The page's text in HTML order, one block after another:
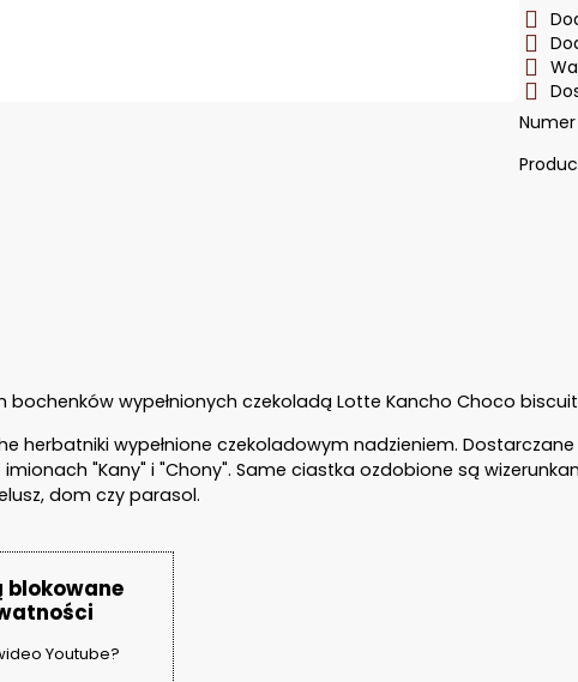
bochenków wypełnionych czekoladą Lotte Kancho Choco
herbatniki wypełnione czekoladowym nadzieniem.
"Kany" i "Chony". Same ciastka ozdobione są
dom czy parasol.
blokowane
Youtube?